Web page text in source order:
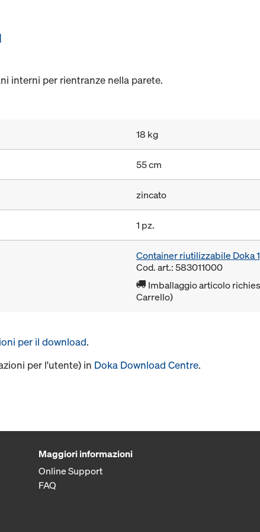
interni per rientranze nella parete.
18 kg
55 cm
zincato
1 pz.
Container riutilizzabile Doka
Cod. art.: 583011000
Imballaggio articolo
Carrello)
per il download.
per l'utente) in Doka Download Centre.
Maggiori informazioni
Online Support
FAQ